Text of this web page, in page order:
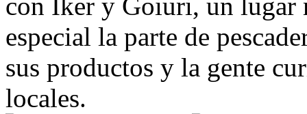
con Iker y Goiuri, un lugar
especial la parte de
sus productos y la gente
locales.